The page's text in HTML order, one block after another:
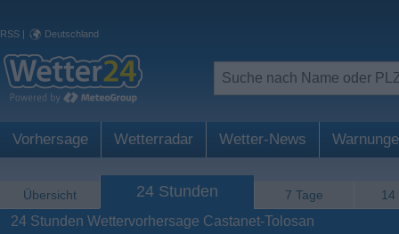
RSS | Deutschland
Vorhersage Wetterradar Wetter-News
Übersicht 24 Stunden 7 Tage 14
24 Stunden Wettervorhersage Castanet-Tolosan